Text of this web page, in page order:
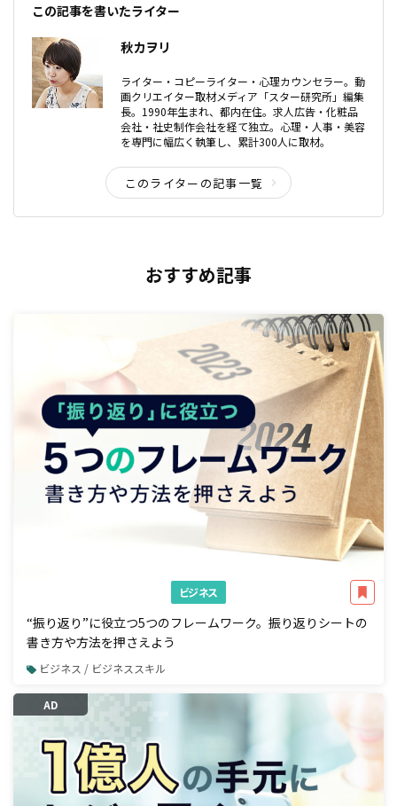
この記事を書いたライター
秋カヲリ
ライター・コピーライター・心理カウンセラー。動
画クリエイター取材メディア「スター研究所」編集
長。1990年生まれ、都内在住。求人広告・化粧品
会社・社史制作会社を経て独立。心理・人事・美容
を専門に幅広く執筆し、累計300人に取材。
このライターの記事一覧
おすすめ記事
ビジネス
“振り返り”に役立つ5つのフレームワーク。振り返りシートの
書き方や方法を押さえよう
ビジネス / ビジネススキル
AD